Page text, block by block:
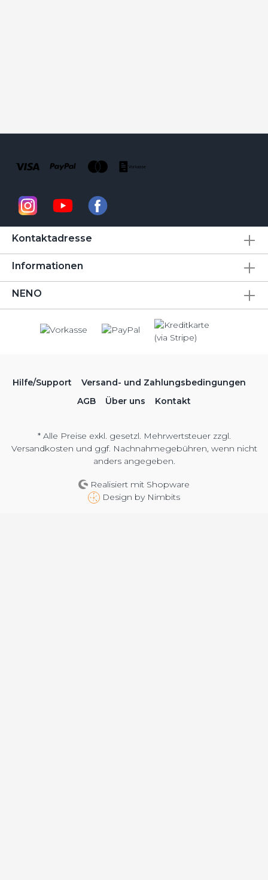
Kontaktadresse
Informationen
NENO
Hilfe/Support
Versand- und Zahlungsbedingungen
AGB
Über uns Kontakt
* Alle Preise exkl. gesetzl. Mehrwertsteuer zzgl.
Versandkosten und ggf. Nachnahmegebühren, wenn nicht
anders angegeben.
Realisiert mit Shopware
Design by Nimbits